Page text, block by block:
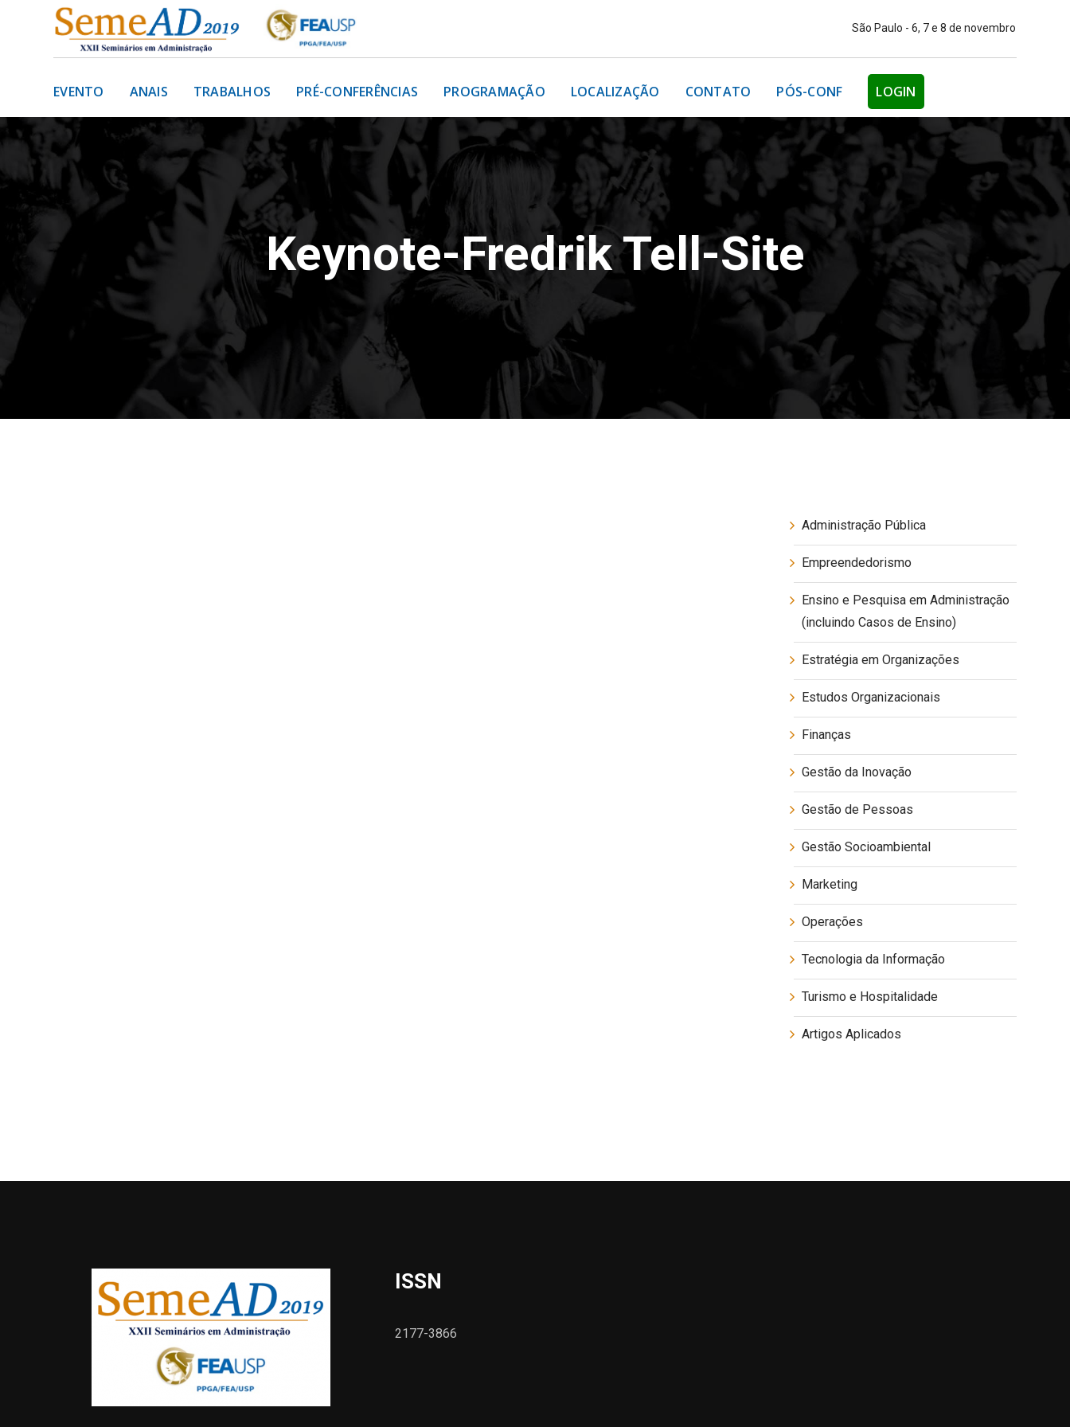
São Paulo - 6, 7 e 8 de novembro
EVENTO ANAIS TRABALHOS PRÉ-CONFERÊNCIAS PROGRAMAÇÃO LOCALIZAÇÃO CONTATO PÓS-CONF LOGIN
Keynote-Fredrik Tell-Site
Administração Pública
Empreendedorismo
Ensino e Pesquisa em Administração
(incluindo Casos de Ensino)
Estratégia em Organizações
Estudos Organizacionais
Finanças
Gestão da Inovação
Gestão de Pessoas
Gestão Socioambiental
Marketing
Operações
Tecnologia da Informação
Turismo e Hospitalidade
Artigos Aplicados
ISSN
2177-3866